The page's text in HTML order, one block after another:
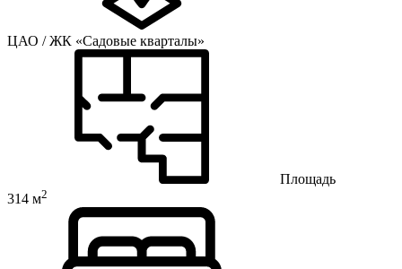
ЦАО / ЖК «Садовые кварталы»
Площадь
314 м2